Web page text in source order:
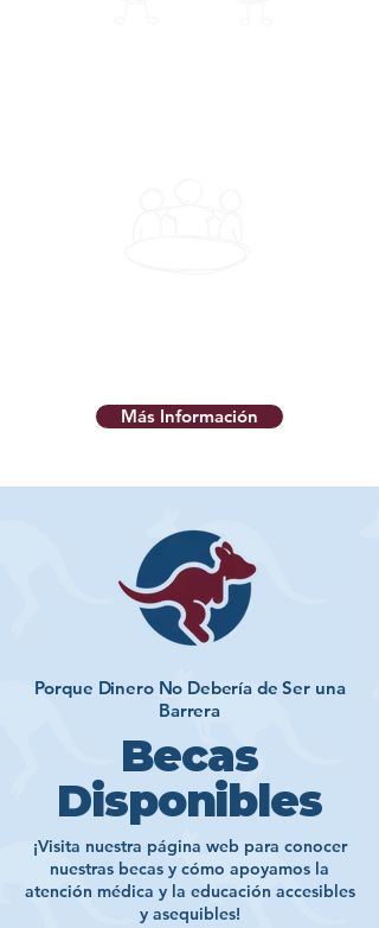
Más Información
Porque Dinero No Debería de Ser una
Barrera
Becas
Disponibles
¡Visita nuestra página web para conocer
nuestras becas y cómo apoyamos la
atención médica y la educación accesibles
y asequibles!